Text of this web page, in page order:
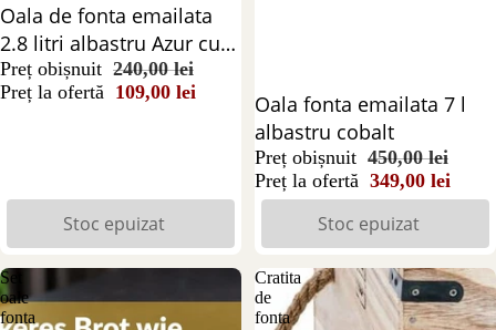
Stoc epuizat
Oala de fonta emailata
2.8 litri albastru Azur cu
capac
Preț obișnuit 240,00 lei
Preț la ofertă 109,00 lei
Stoc epuizat
Stoc epuizat
Oala fonta emailata 7 l
albastru cobalt
Preț obișnuit 450,00 lei
Preț la ofertă 349,00 lei
Stoc epuizat
Set
oale
fonta
Cratita
de
fonta